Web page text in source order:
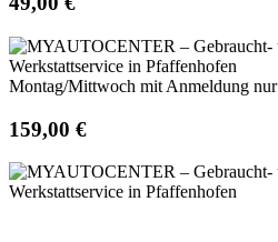
Montag/Mittwoch mit Anmeldung nur
159,00 €